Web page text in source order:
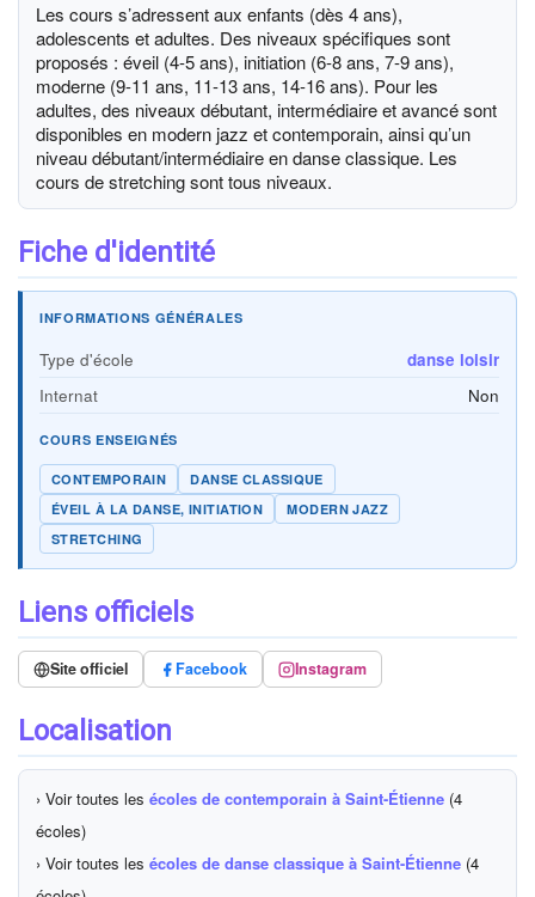
Les cours s’adressent aux enfants (dès 4 ans),
adolescents et adultes. Des niveaux spécifiques sont
proposés : éveil (4-5 ans), initiation (6-8 ans, 7-9 ans),
moderne (9-11 ans, 11-13 ans, 14-16 ans). Pour les
adultes, des niveaux débutant, intermédiaire et avancé sont
disponibles en modern jazz et contemporain, ainsi qu’un
niveau débutant/intermédiaire en danse classique. Les
cours de stretching sont tous niveaux.
Fiche d'identité
INFORMATIONS GÉNÉRALES
Type d'école
danse loisir
Internat
Non
COURS ENSEIGNÉS
CONTEMPORAIN
DANSE CLASSIQUE
ÉVEIL À LA DANSE, INITIATION
MODERN JAZZ
STRETCHING
Liens officiels
Site officiel Facebook Instagram
Localisation
› Voir toutes les écoles de contemporain à Saint-Étienne (4
écoles)
› Voir toutes les écoles de danse classique à Saint-Étienne (4